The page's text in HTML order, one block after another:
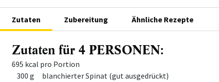
Zutaten Zubereitung Ähnliche Rezepte
Zutaten für 4 PERSONEN:
695 kcal pro Portion
Menge Zutat
300 g
blanchierter Spinat (gut ausgedrückt)